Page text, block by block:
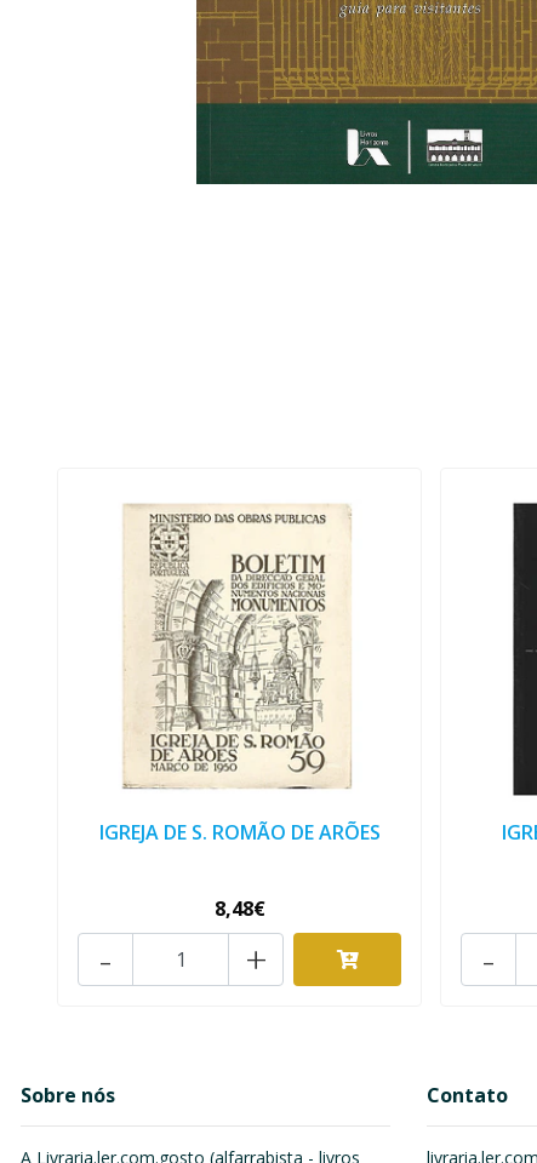
IGREJA DE S. ROMÃO DE ARÕES
8,48€
+
- -
Sobre nós
A Livraria.ler.com.gosto (alfarrabista - livros
Contato